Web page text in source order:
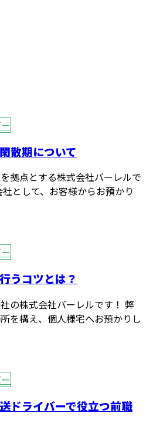
散期について
拠点とする株式会社バーレルで
として、お客様からお預かり
うコツとは？
の株式会社バーレルです！ 弊
を構え、個人様宅へお預かりし
ドライバーで役立つ前職